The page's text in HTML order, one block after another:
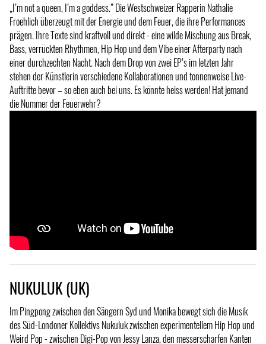
„I’m not a queen, I’m a goddess.” Die Westschweizer Rapperin Nathalie
Froehlich überzeugt mit der Energie und dem Feuer, die ihre Performances
prägen. Ihre Texte sind kraftvoll und direkt - eine wilde Mischung aus Break,
Bass, verrückten Rhythmen, Hip Hop und dem Vibe einer Afterparty nach
einer durchzechten Nacht. Nach dem Drop von zwei EP’s im letzten Jahr
stehen der Künstlerin verschiedene Kollaborationen und tonnenweise Live-
Auftritte bevor – so eben auch bei uns. Es könnte heiss werden! Hat jemand
die Nummer der Feuerwehr?
NUKULUK (UK)
Im Pingpong zwischen den Sängern Syd und Monika bewegt sich die Musik
des Süd-Londoner Kollektivs Nukuluk zwischen experimentellem Hip Hop und
Weird Pop - zwischen Digi-Pop von Jessy Lanza, den messerscharfen Kanten